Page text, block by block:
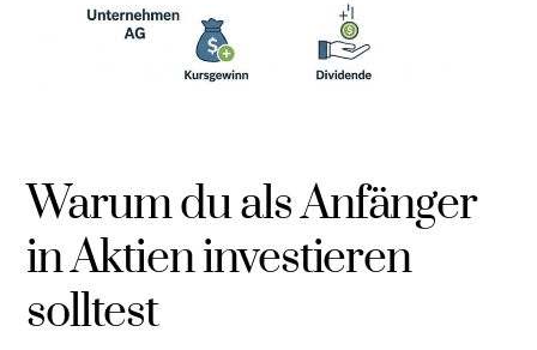
Warum du als Anfänger
in Aktien investieren
solltest